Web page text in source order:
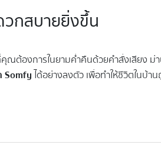
วกสบายยิ่งขึ้น
ณต้องการในยามค่ำคืนด้วยคำสั่งเสียง ม่
Somfyได้อย่างลงตัว เพื่อทำให้ชีวิตในบ้